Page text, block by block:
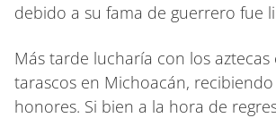
debido a su fama de guerrero fue
Más tarde lucharía con los
tarascos en Michoacán,
honores. Si bien a la hora de